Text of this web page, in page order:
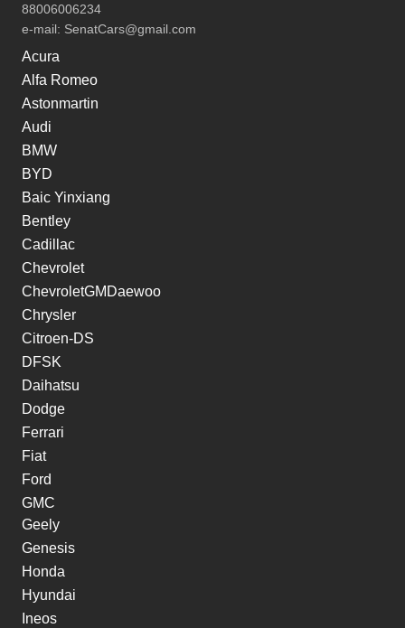
88006006234
e-mail: SenatCars@gmail.com
Acura
Alfa Romeo
Astonmartin
Audi
BMW
BYD
Baic Yinxiang
Bentley
Cadillac
Chevrolet
ChevroletGMDaewoo
Chrysler
Citroen-DS
DFSK
Daihatsu
Dodge
Ferrari
Fiat
Ford
GMC
Geely
Genesis
Honda
Hyundai
Ineos